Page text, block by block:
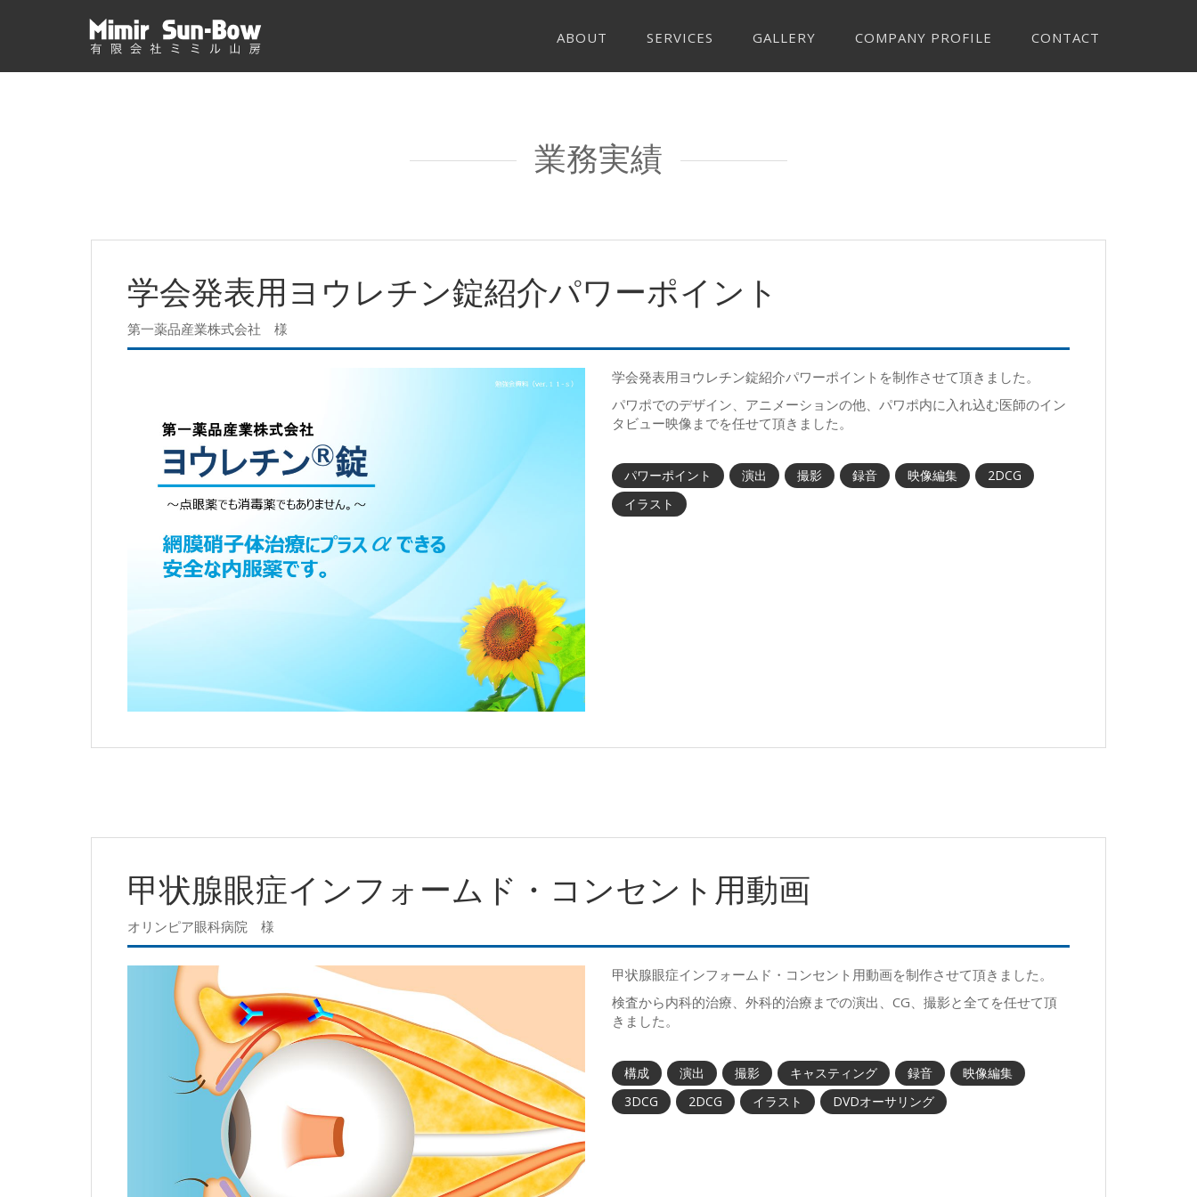
ABOUT SERVICES GALLERY COMPANY PROFILE CONTACT
業務実績
学会発表用ヨウレチン錠紹介パワーポイント
第一薬品産業株式会社 様
学会発表用ヨウレチン錠紹介パワーポイントを制作させて頂きました。
パワポでのデザイン、アニメーションの他、パワポ内に入れ込む医師のイン
タビュー映像までを任せて頂きました。
パワーポイント 演出 撮影 録音 映像編集
2DCG
イラスト
甲状腺眼症インフォームド・コンセント用動画
オリンピア眼科病院 様
甲状腺眼症インフォームド・コンセント用動画を制作させて頂きました。
検査から内科的治療、外科的治療までの演出、CG、撮影と全てを任せて頂
きました。
構成 演出 撮影 キャスティング 録音
映像編集
3DCG
2DCG イラスト DVDオーサリング